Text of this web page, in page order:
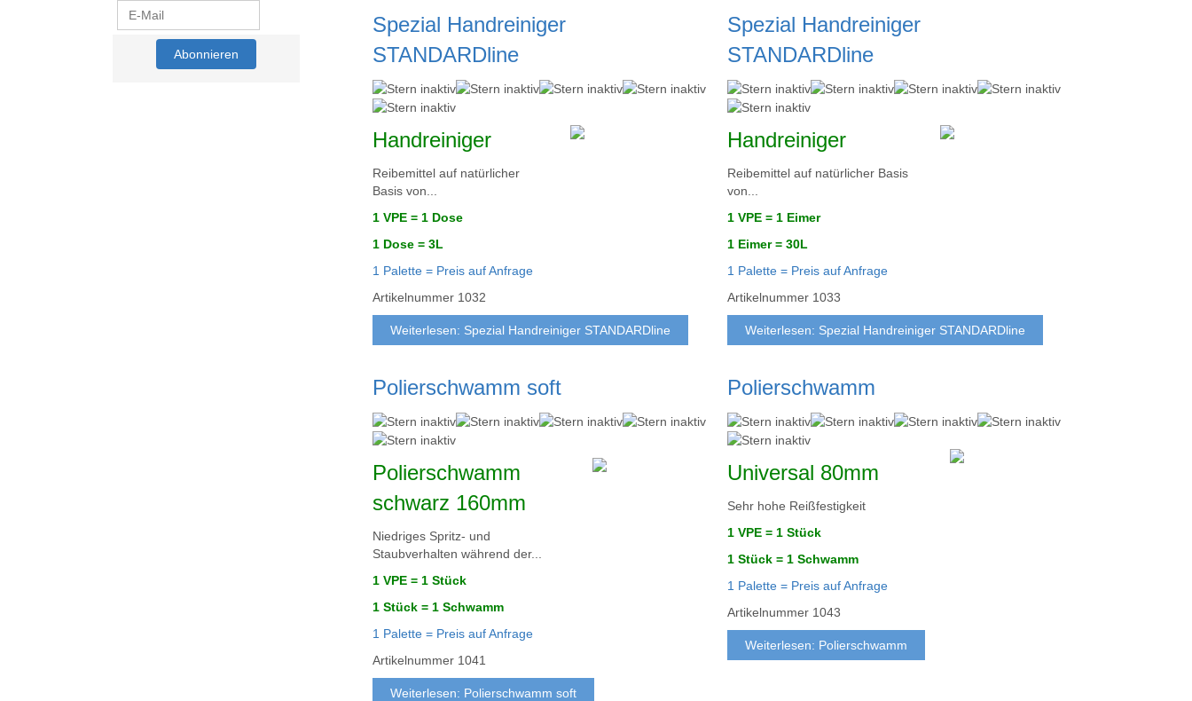
Spezial Handreiniger
STANDARDline
Handreiniger
Reibemittel auf natürlicher
Basis von...
1 VPE = 1 Dose
1 Dose = 3L
1 Palette = Preis auf Anfrage
Artikelnummer 1032
Weiterlesen: Spezial Handreiniger STANDARDline
Spezial Handreiniger
STANDARDline
Handreiniger
Reibemittel auf natürlicher Basis
von...
1 VPE =1 Eimer
1 Eimer = 30L
1 Palette = Preis auf Anfrage
Artikelnummer 1033
Weiterlesen: Spezial Handreiniger STANDARDline
Polierschwamm soft
Polierschwamm
schwarz 160mm
Niedriges Spritz- und
Staubverhalten während der...
1 VPE = 1 Stück
1 Stück = 1 Schwamm
1 Palette = Preis auf Anfrage
Artikelnummer 1041
Weiterlesen: Polierschwamm soft
Polierschwamm
Universal 80mm
Sehr hohe Reißfestigkeit
1 VPE = 1 Stück
1 Stück = 1 Schwamm
1 Palette = Preis auf Anfrage
Artikelnummer 1043
Weiterlesen: Polierschwamm